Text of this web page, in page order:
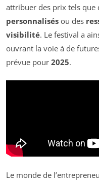
attribuer des prix tels que
personnalisés ou des
visibilité. Le festival a
ouvrant la voie à de
prévue pour 2025.
Le monde de